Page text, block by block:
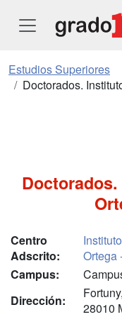
Estudios Superiores
Doctorados.
Centro
Adscrito:
Ortega
Campus:
Dirección:
28010